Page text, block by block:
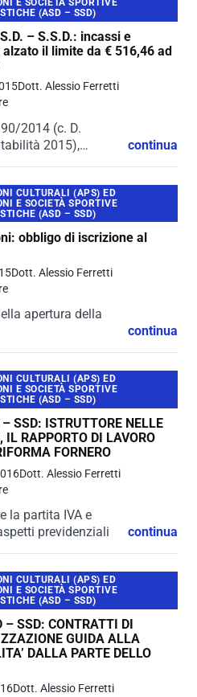
(A. S. D.
E SOCIETÀ SPORTIVE
(ASD – SSD)
– S.S.D.: incassi e
il limite da € 516,46 ad
Dott. Alessio Ferretti
2014 (c. D.
2015),
1. 000,00 la soglia
continua
CULTURALI (APS) ED
E SOCIETÀ SPORTIVE
(ASD – SSD)
obbligo di iscrizione al
Dott. Alessio Ferretti
apertura della
continua
CULTURALI (APS) ED
E SOCIETÀ SPORTIVE
(ASD – SSD)
SSD: ISTRUTTORE NELLE
IL RAPPORTO DI LAVORO
FORNERO
Dott. Alessio Ferretti
la partita IVA e
previdenziali
continua
CULTURALI (APS) ED
E SOCIETÀ SPORTIVE
(ASD – SSD)
– SSD: CONTRATTI DI
GUIDA ALLA
DALLA PARTE DELLO
Dott. Alessio Ferretti